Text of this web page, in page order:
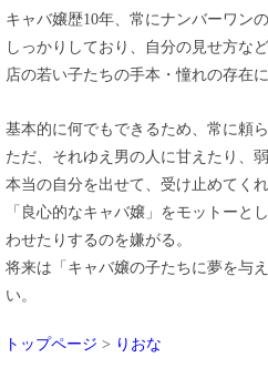
キャバ嬢歴10年、常にナンバーワン
しっかりしており、自分の見せ方な
店の若い子たちの手本・憧れの存在
基本的に何でもできるため、常に頼
ただ、それゆえ男の人に甘えたり、
本当の自分を出せて、受け止めてく
「良心的なキャバ嬢」をモットーと
わせたりするのを嫌がる。
将来は「キャバ嬢の子たちに夢を与
い。
トップページ > りおな